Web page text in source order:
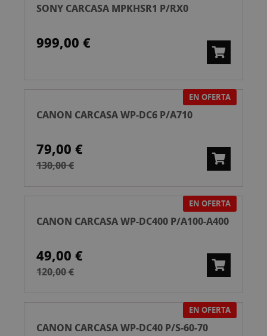
SONY CARCASA MPKHSR1 P/RX0
999,00 €
EN OFERTA
CANON CARCASA WP-DC6 P/A710
79,00 €
130,00 €
EN OFERTA
CANON CARCASA WP-DC400 P/A100-A400
49,00 €
120,00 €
EN OFERTA
CANON CARCASA WP-DC40 P/S-60-70